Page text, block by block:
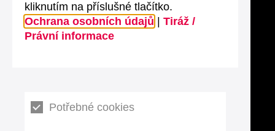
kliknutím na příslušné tlačítko.
Ochrana osobních údajů
Tiráž /
Právní informace
Potřebné cookies